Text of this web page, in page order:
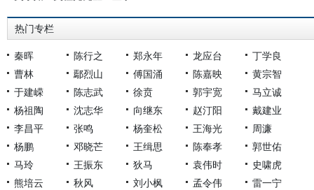
热门专栏
秦晖 陈行之 郑永年 龙应台
丁学良
曹林
鄢烈山 傅国涌 陈嘉映
黄宗智
于建嵘
陈志武 徐贲 郭宇宽
马立诚
杨祖陶
沈志华 向继东 赵汀阳
戴建业
李昌平
张鸣 杨奎松 王海光
周濂
杨鹏
邓晓芒 王缉思 陈奉孝
郭世佑
马玲
王振东 狄马 袁伟时
史啸虎
熊培云
秋风 刘小枫 孟令伟
雷一宁